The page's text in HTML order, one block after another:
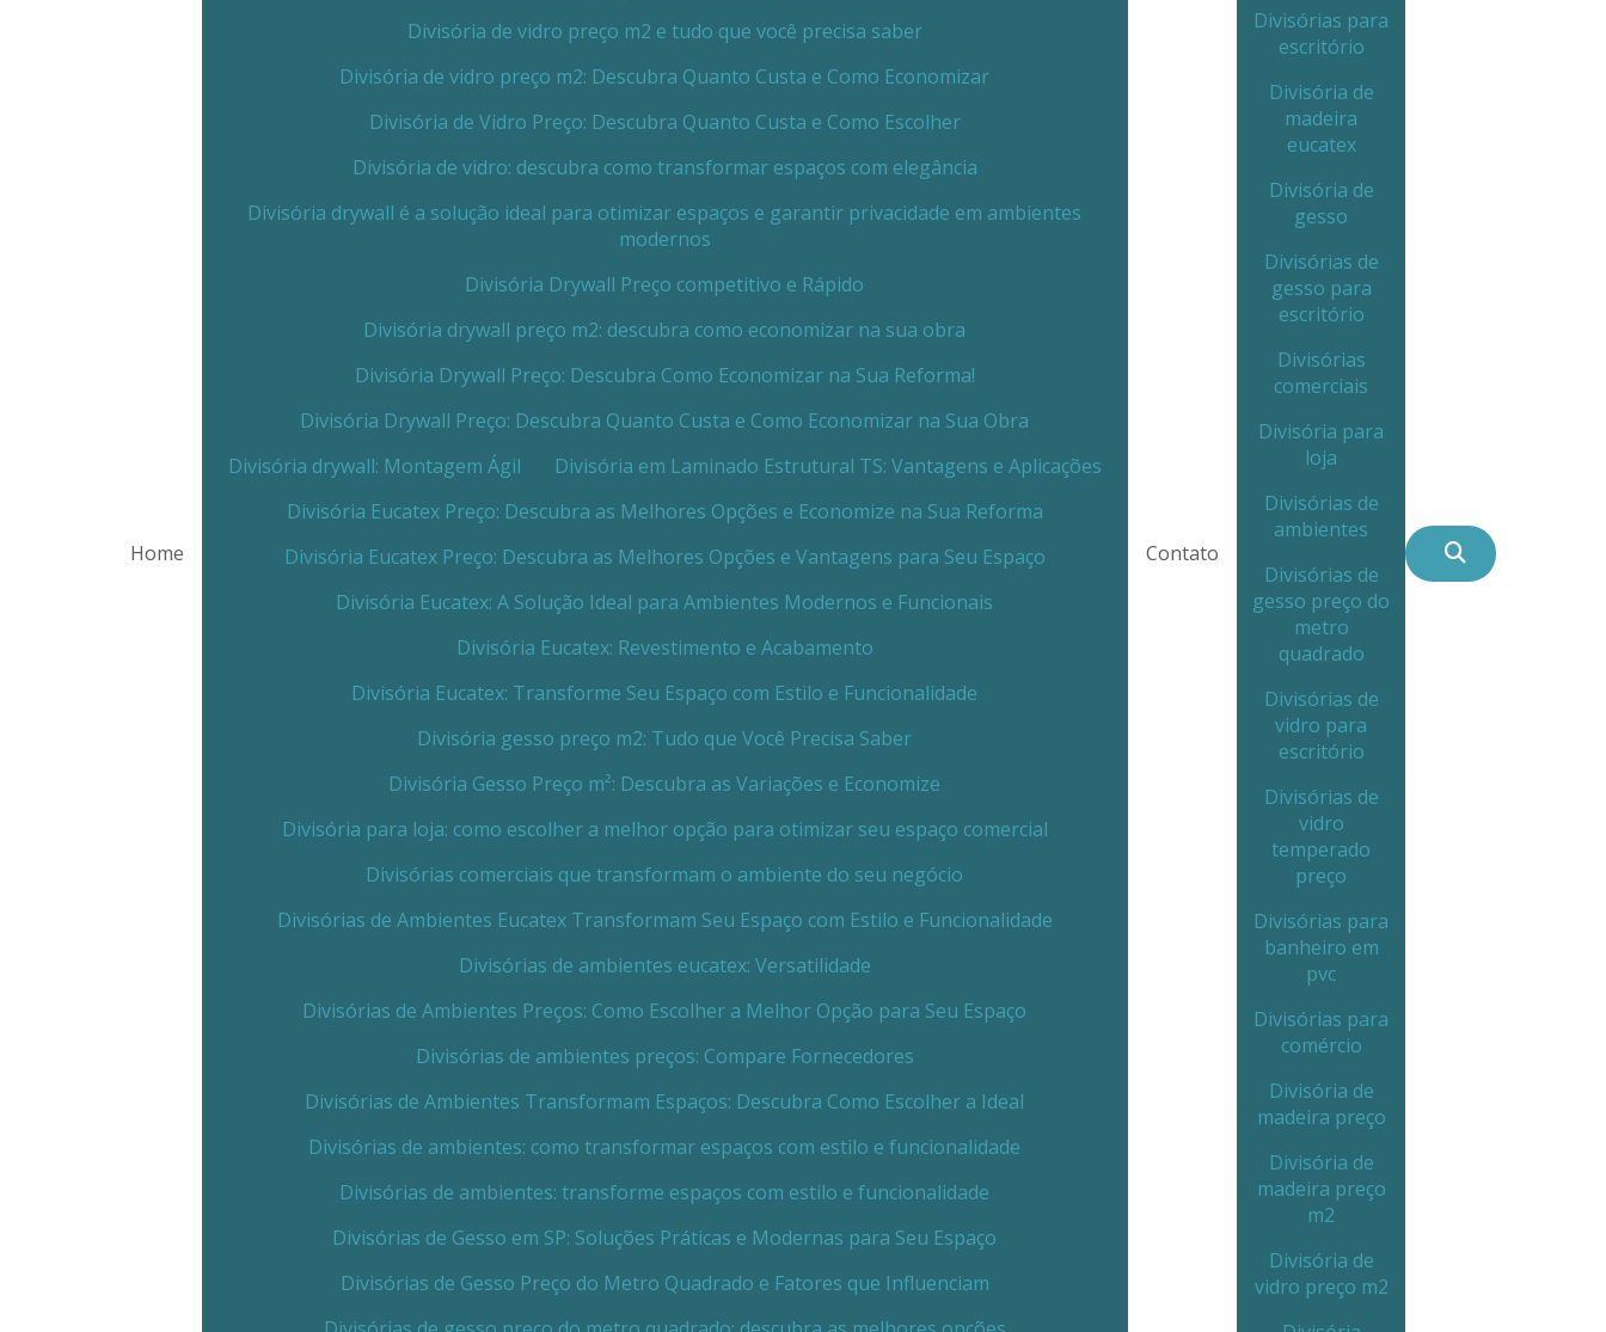
Home
Divisória de vidro preço m2 e tudo que você precisa saber
Divisória de vidro preço m2: Descubra Quanto Custa e Como Economizar
Divisória de Vidro Preço: Descubra Quanto Custa e Como Escolher
Divisória de vidro: descubra como transformar espaços com elegância
Divisória drywall é a solução ideal para otimizar espaços e garantir privacidade em ambientes
modernos
Divisória Drywall Preço competitivo e Rápido
Divisória drywall preço m2: descubra como economizar na sua obra
Divisória Drywall Preço: Descubra Como Economizar na Sua Reforma!
Divisória Drywall Preço: Descubra Quanto Custa e Como Economizar na Sua Obra
Divisória drywall: Montagem Ágil
Divisória em Laminado Estrutural TS: Vantagens e Aplicações
Divisória Eucatex Preço: Descubra as Melhores Opções e Economize na Sua Reforma
Divisória Eucatex Preço: Descubra as Melhores Opções e Vantagens para Seu Espaço
Divisória Eucatex: A Solução Ideal para Ambientes Modernos e Funcionais
Divisória Eucatex: Revestimento e Acabamento
Divisória Eucatex: Transforme Seu Espaço com Estilo e Funcionalidade
Divisória gesso preço m2: Tudo que Você Precisa Saber
Divisória Gesso Preço m²: Descubra as Variações e Economize
Divisória para loja: como escolher a melhor opção para otimizar seu espaço comercial
Divisórias comerciais que transformam o ambiente do seu negócio
Divisórias de Ambientes Eucatex Transformam Seu Espaço com Estilo e Funcionalidade
Divisórias de ambientes eucatex: Versatilidade
Divisórias de Ambientes Preços: Como Escolher a Melhor Opção para Seu Espaço
Divisórias de ambientes preços: Compare Fornecedores
Divisórias de Ambientes Transformam Espaços: Descubra Como Escolher a Ideal
Divisórias de ambientes: como transformar espaços com estilo e funcionalidade
Divisórias de ambientes: transforme espaços com estilo e funcionalidade
Divisórias de Gesso em SP: Soluções Práticas e Modernas para Seu Espaço
Divisórias de Gesso Preço do Metro Quadrado e Fatores que Influenciam
Contato
Divisórias para
escritório
Divisória de
madeira
eucatex
Divisória de
gesso
Divisórias de
gesso para
escritório
Divisórias
comerciais
Divisória para
loja
Divisórias de
ambientes
Divisórias de
gesso preço do
metro
quadrado
Divisórias de
vidro para
escritório
Divisórias de
vidro
temperado
preço
Divisórias para
banheiro em
pvc
Divisórias para
comércio
Divisória de
madeira preço
Divisória de
madeira preço
m2
Divisória de
vidro preço m2